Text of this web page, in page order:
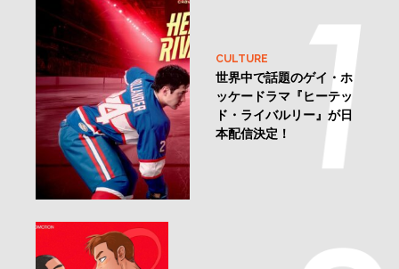
CULTURE
世界中で話題のゲイ・ホ
ッケードラマ『ヒーテッ
ド・ライバルリー』が日
本配信決定！